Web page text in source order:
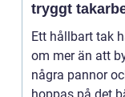
tryggt
för kustklimat
Ett hållbart tak
om mer än att
några pannor